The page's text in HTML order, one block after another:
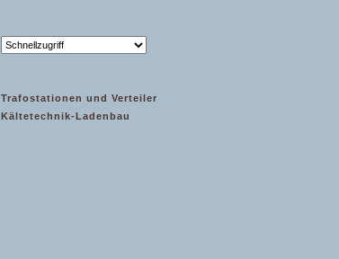
Trafostationen und Verteiler
Kältetechnik-Ladenbau